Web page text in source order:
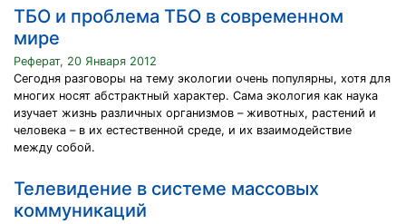
ТБО и проблема ТБО в современном
мире
Реферат, 20 Января 2012
Сегодня разговоры на тему экологии очень популярны, хотя для
многих носят абстрактный характер. Сама экология как наука
изучает жизнь различных организмов – животных, растений и
человека – в их естественной среде, и их взаимодействие
между собой.
Телевидение в системе массовых
коммуникаций